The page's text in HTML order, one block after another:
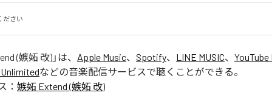
ださい
(嫉妬 改) 」は、 Apple Music、 Spotify、 LINE MUSIC、 YouTube
などの音楽配信サービスで聴くことができる。
： 嫉妬 Extend (嫉妬 改)